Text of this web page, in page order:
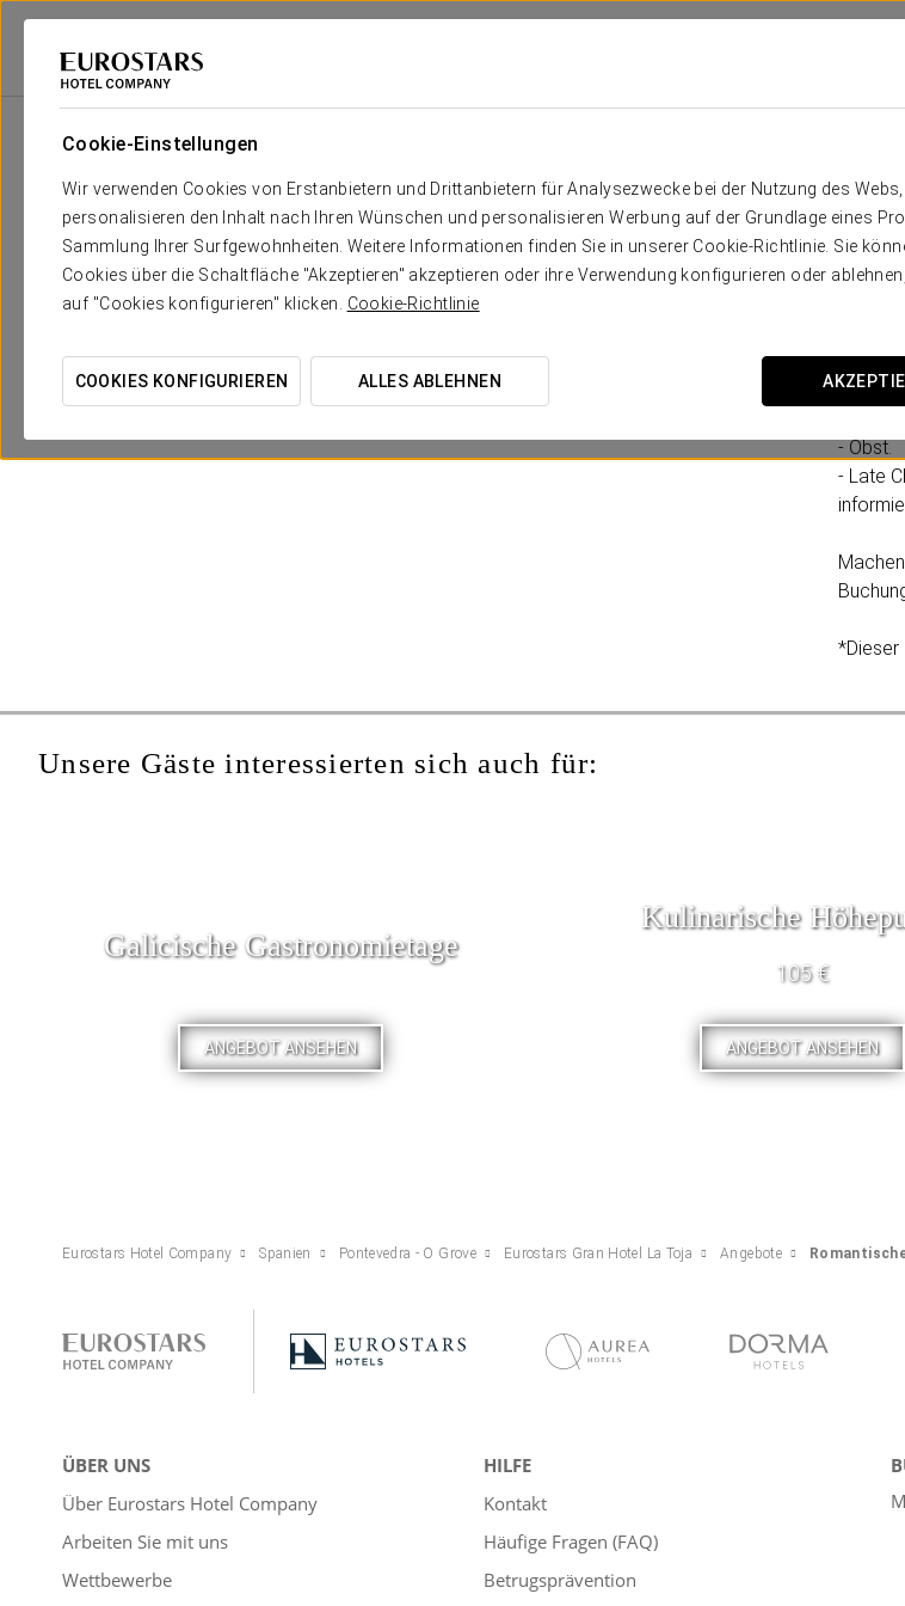
Cookie-Einstellungen
Wir verwenden Cookies von Erstanbietern und Drittanbietern für Analysezwecke bei der Nutzung des Webs,
personalisieren den Inhalt nach Ihren Wünschen und personalisieren Werbung auf der Grundlage eines
Sammlung Ihrer Surfgewohnheiten. Weitere Informationen finden Sie in unserer Cookie-Richtlinie. Sie
Cookies über die Schaltfläche "Akzeptieren" akzeptieren oder ihre Verwendung konfigurieren oder
auf "Cookies konfigurieren" klicken. Cookie-Richtlinie
COOKIES KONFIGURIEREN ALLES ABLEHNEN
Eurostars Hotel Company
einer
- Obst.
- Late
*Dieser
Unsere Gäste interessierten sich auch für:
Galicische Gastronomietage
ANGEBOT ANSEHEN
Kulinarische
105 €
ANGEBOT ANSEHEN
Eurostars Hotel Company Spanien Pontevedra - O Grove Eurostars Gran Hotel La Toja Angebote
ÜBER UNS
Über Eurostars Hotel Company
Arbeiten Sie mit uns
Wettbewerbe
HILFE
Kontakt
Häufige Fragen (FAQ)
Betrugsprävention